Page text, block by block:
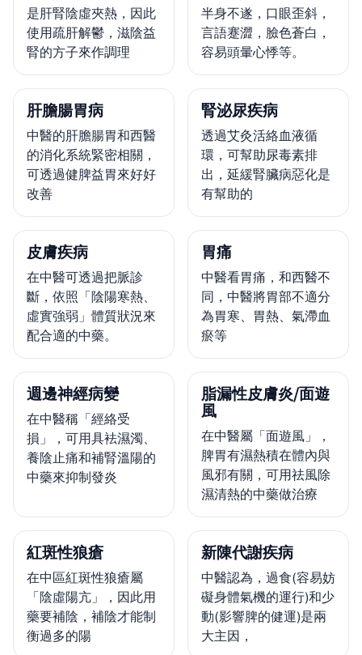
是肝腎陰虛夾熱，因此
使用疏肝解鬱，滋陰益
腎的方子來作調理
半身不遂，口眼歪斜，
言語蹇澀，臉色蒼白，
容易頭暈心悸等。
肝膽腸胃病
中醫的肝膽腸胃和西醫
的消化系統緊密相關，
可透過健脾益胃來好好
改善
腎泌尿疾病
透過艾灸活絡血液循
環，可幫助尿毒素排
出，延緩腎臟病惡化是
有幫助的
皮膚疾病
在中醫可透過把脈診
斷，依照「陰陽寒熱、
虛實強弱」體質狀況來
配合適的中藥。
胃痛
中醫看胃痛，和西醫不
同，中醫將胃部不適分
為胃寒、胃熱、氣滯血
瘀等
週邊神經病變
在中醫稱「經絡受
損」，可用具袪濕濁、
養陰止痛和補腎溫陽的
中藥來抑制發炎
脂漏性皮膚炎/面遊
風
在中醫屬「面遊風」，
脾胃有濕熱積在體內與
風邪有關，可用祛風除
濕清熱的中藥做治療
紅斑性狼瘡
在中區紅斑性狼瘡屬
「陰虛陽亢」，因此用
藥要補陰，補陰才能制
衡過多的陽
新陳代謝疾病
中醫認為，過食(容易妨
礙身體氣機的運行)和少
動(影響脾的健運)是兩
大主因，